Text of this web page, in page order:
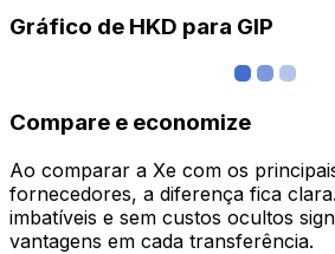
Gráfico de HKD para GIP
Compare e economize
Ao comparar a Xe com os
fornecedores, a diferença fica
imbatíveis e sem custos ocultos
vantagens em cada transferência.